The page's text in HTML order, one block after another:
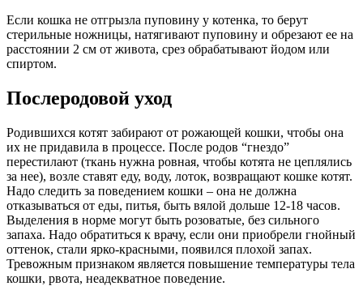
Если кошка не отгрызла пуповину у котенка, то берут
стерильные ножницы, натягивают пуповину и обрезают ее на
расстоянии 2 см от живота, срез обрабатывают йодом или
спиртом.
Послеродовой уход
Родившихся котят забирают от рожающей кошки, чтобы она
их не придавила в процессе. После родов “гнездо”
перестилают (ткань нужна ровная, чтобы котята не цеплялись
за нее), возле ставят еду, воду, лоток, возвращают кошке котят.
Надо следить за поведением кошки – она не должна
отказываться от еды, питья, быть вялой дольше 12-18 часов.
Выделения в норме могут быть розоватые, без сильного
запаха. Надо обратиться к врачу, если они приобрели гнойный
оттенок, стали ярко-красными, появился плохой запах.
Тревожным признаком является повышение температуры тела
кошки, рвота, неадекватное поведение.